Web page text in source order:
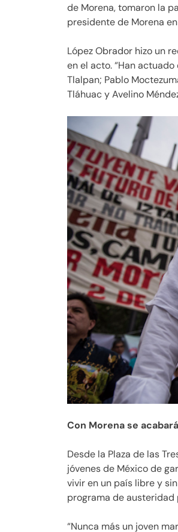
de Morena, tomaron la
presidente de Morena
López Obrador hizo un
en el acto. “Han
Tlalpan; Pablo
Tláhuac y Avelino
Con Morena se
Desde la Plaza de las
jóvenes de México de
vivir en un país libre y
programa de austeridad
“Nunca más un joven